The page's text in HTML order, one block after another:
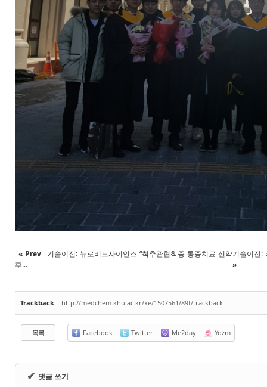
« Prev
기술이전: 뉴로비트사이언스 “척추관협착증 통증치료 신약
후...
기술이전:
»
Trackback http://medchem.khu.ac.kr/xe/1507561/89f/trackback
목록 Facebook Twitter Me2day Yozm
✔ 댓글 쓰기